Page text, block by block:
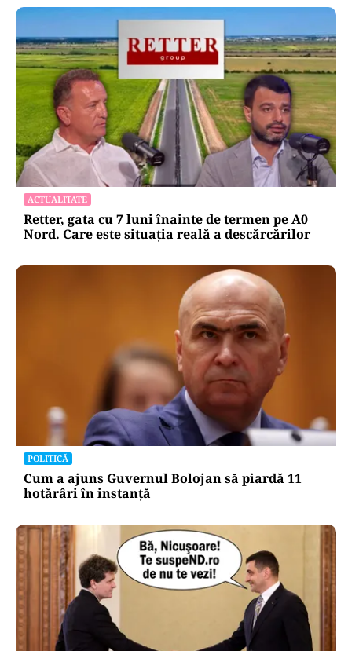
ACTUALITATE
Retter, gata cu 7 luni înainte de termen pe A0
Nord. Care este situația reală a descărcărilor
POLITICĂ
Cum a ajuns Guvernul Bolojan să piardă 11
hotărâri în instanță